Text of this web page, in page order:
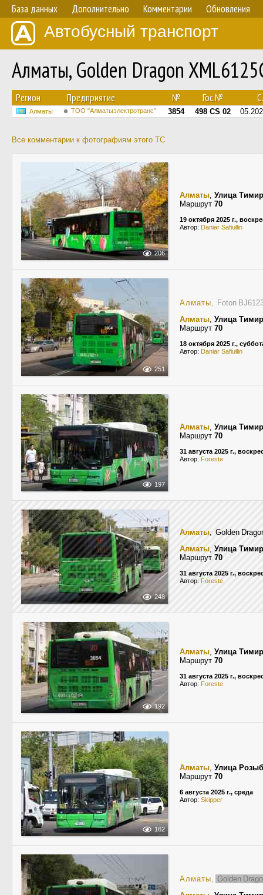
База данных Дополнительно Комментарии Обновления
Автобусный транспорт
Алматы, Golden Dragon
Регион Предприятие № Гос.№
Алматы ТОО "Алматыэлектротранс" 3854 498 CS 02
Все комментарии к фотографиям этого ТС
206
Алматы, Улица
Маршрут 70
19 октября 2025 г.,
Автор: Daniar Safiułlin
251
Алматы, Foton
Алматы, Улица
Маршрут 70
18 октября 2025 г.,
Автор: Daniar Safiułlin
197
Алматы, Улица
Маршрут 70
31 августа 2025 г.,
Автор: Foreste
248
Алматы, Golden
Алматы, Улица
Маршрут 70
31 августа 2025 г.,
Автор: Foreste
192
Алматы, Улица
Маршрут 70
31 августа 2025 г.,
Автор: Foreste
162
Алматы, Улица
Маршрут 70
6 августа 2025 г., среда
Автор: Skipper
Алматы, Golden